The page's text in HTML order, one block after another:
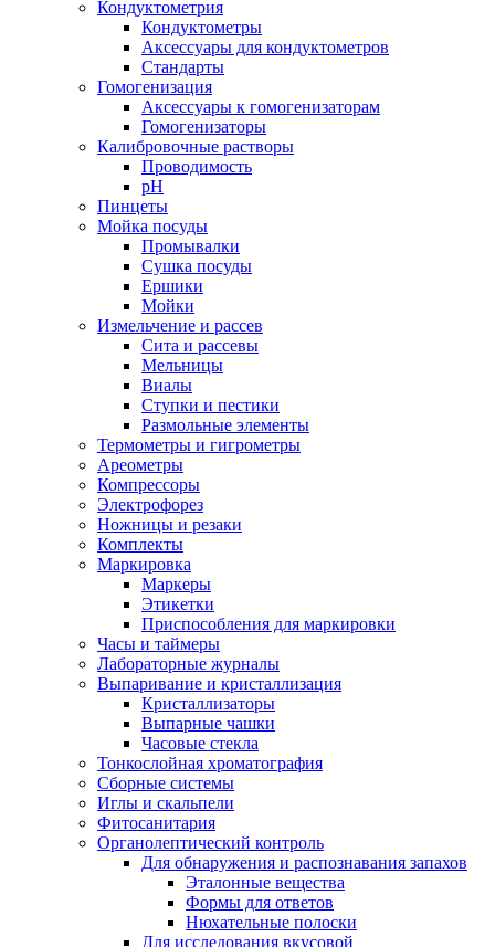
Кондуктометрия
Кондуктометры
Аксессуары для кондуктометров
Стандарты
Гомогенизация
Аксессуары к гомогенизаторам
Гомогенизаторы
Калибровочные растворы
Проводимость
pH
Пинцеты
Мойка посуды
Промывалки
Сушка посуды
Ершики
Мойки
Измельчение и рассев
Сита и рассевы
Мельницы
Виалы
Ступки и пестики
Размольные элементы
Термометры и гигрометры
Ареометры
Компрессоры
Электрофорез
Ножницы и резаки
Комплекты
Маркировка
Маркеры
Этикетки
Приспособления для маркировки
Часы и таймеры
Лабораторные журналы
Выпаривание и кристаллизация
Кристаллизаторы
Выпарные чашки
Часовые стекла
Тонкослойная хроматография
Сборные системы
Иглы и скальпели
Фитосанитария
Органолептический контроль
Для обнаружения и распознавания запахов
Эталонные вещества
Формы для ответов
Нюхательные полоски
Для исследования вкусовой